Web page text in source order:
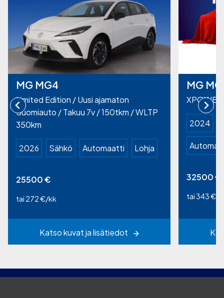
MG MG4
Limited Edition / Uusi ajamaton
Suomiauto / Takuu 7v / 150tkm / WLTP
350km
2026 Sähkö Automaatti Lohja
25500€
tai 272 €/kk
Katso kuvat ja lisätiedot
MG
XPOWER
2024
32500€
tai 343 €/